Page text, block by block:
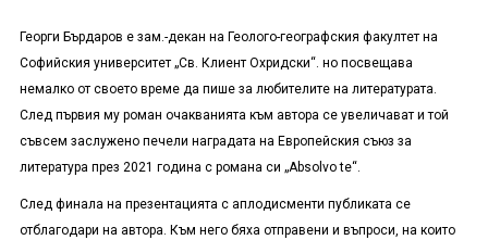
Георги Бърдаров е зам.-декан на Геолого-географския факултет на
Софийския университет „Св. Клиент Охридски“. но посвещава
немалко от своето време да пише за любителите на литературата.
След първия му роман очакванията към автора се увеличават и той
съвсем заслужено печели наградата на Европейския съюз за
литература през 2021 година с романа си „Absolvo te“.
След финала на презентацията с аплодисменти публиката се
отблагодари на автора. Към него бяха отправени и въпроси, на които